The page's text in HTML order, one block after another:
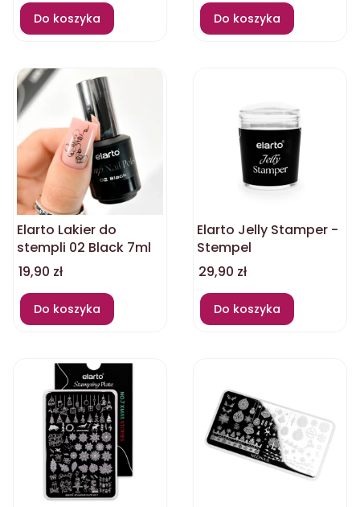
Do koszyka Do koszyka
Elarto Lakier do
stempli 02 Black 7ml
Cena
19,90 zł
Do koszyka
Elarto Jelly Stamper -
Stempel
Cena
29,90 zł
Do koszyka